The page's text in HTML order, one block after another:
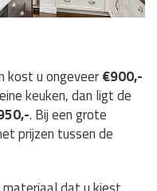
kost u ongeveer€900,-
keuken, dan ligt de
. Bij een grote
prijzen tussen de